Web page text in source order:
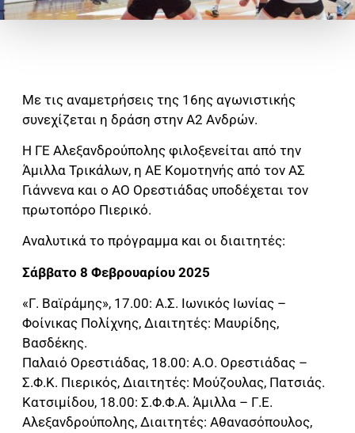
Με τις αναμετρήσεις της 16ης αγωνιστικής
συνεχίζεται η δράση στην Α2 Ανδρών.
Η ΓΕ Αλεξανδρούπολης φιλοξενείται από την
Άμιλλα Τρικάλων, η ΑΕ Κομοτηνής από τον ΑΣ
Γιάννενα και ο ΑΟ Ορεστιάδας υποδέχεται τον
πρωτοπόρο Πιερικό.
Αναλυτικά το πρόγραμμα και οι διαιτητές:
Σάββατο 8 Φεβρουαρίου 2025
«Γ. Βαϊράμης», 17.00: Α.Σ. Ιωνικός Ιωνίας –
Φοίνικας Πολίχνης, Διαιτητές: Μαυρίδης,
Βασδέκης.
Παλαιό Ορεστιάδας, 18.00: Α.Ο. Ορεστιάδας –
Σ.Φ.Κ. Πιερικός, Διαιτητές: Μούζουλας, Πατσιάς.
Κατσιμίδου, 18.00: Σ.Φ.Φ.Α. Άμιλλα – Γ.Ε.
Αλεξανδρούπολης, Διαιτητές: Αθανασόπουλος,